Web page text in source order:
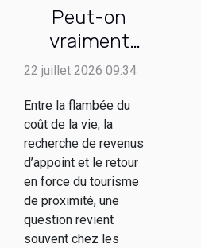
Peut-on
vraiment
transformer
du vélo en
activité de
location
rentable ?
22 juillet 2026 09:34
Entre la flambée du
coût de la vie, la
recherche de revenus
d’appoint et le retour
en force du tourisme
de proximité, une
question revient
souvent chez les